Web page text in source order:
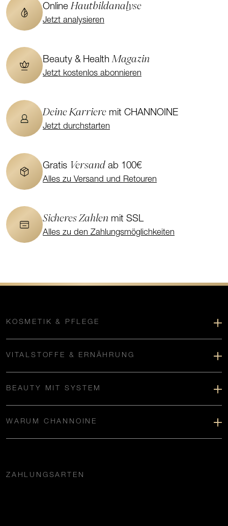
OnlineHautbildanalyse
Jetzt analysieren
Beauty & HealthMagazin
Jetzt kostenlos abonnieren
Deine Karriere mit CHANNOINE
Jetzt durchstarten
Gratis Versand ab 100€
Alles zu Versand und Retouren
Sicheres Zahlen mit SSL
Alles zu den Zahlungsmöglichkeiten
KOSMETIK & PFLEGE
VITALSTOFFE & ERNÄHRUNG
BEAUTY MIT SYSTEM
WARUM CHANNOINE
ZAHLUNGSARTEN